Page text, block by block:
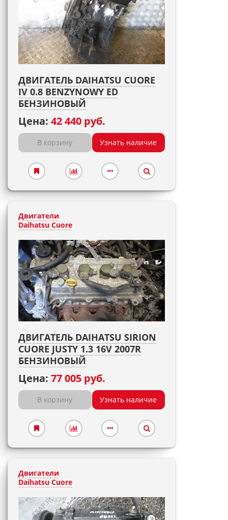
ДВИГАТЕЛЬ DAIHATSU CUORE
IV 0.8 BENZYNOWY ED
БЕНЗИНОВЫЙ
Цена: 42 440 руб.
В корзину Узнать наличие
Двигатели
Daihatsu Cuore
ДВИГАТЕЛЬ DAIHATSU SIRION
CUORE JUSTY 1.3 16V 2007R
БЕНЗИНОВЫЙ
Цена: 77 005 руб.
В корзину Узнать наличие
Двигатели
Daihatsu Cuore